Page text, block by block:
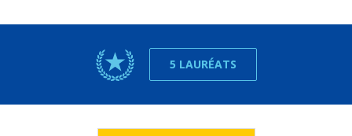
5 LAURÉATS